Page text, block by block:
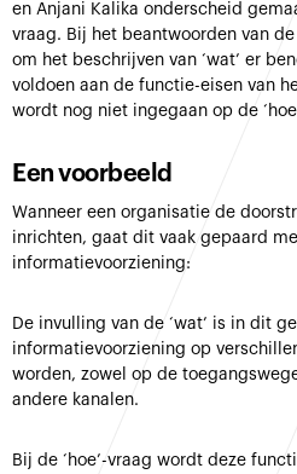
en Anjani Kalika onderscheid
vraag. Bij het beantwoorden van de
om het beschrijven van ‘wat’ er
voldoen aan de functie-eisen van
wordt nog niet ingegaan op de
Een voorbeeld
Wanneer een organisatie de
inrichten, gaat dit vaak gepaard
informatievoorziening:
De invulling van de ‘wat’ is in dit
informatievoorziening op
worden, zowel op de
andere kanalen.
Bij de ‘hoe’-vraag wordt deze